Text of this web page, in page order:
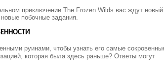
приключении The Frozen Wilds вас ждут новый
побочные задания.
руинами, чтобы узнать его самые
которая была здесь раньше? Ответы могут